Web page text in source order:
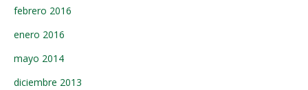
febrero 2016
enero 2016
mayo 2014
diciembre 2013